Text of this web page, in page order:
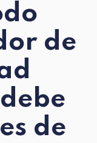
de
de